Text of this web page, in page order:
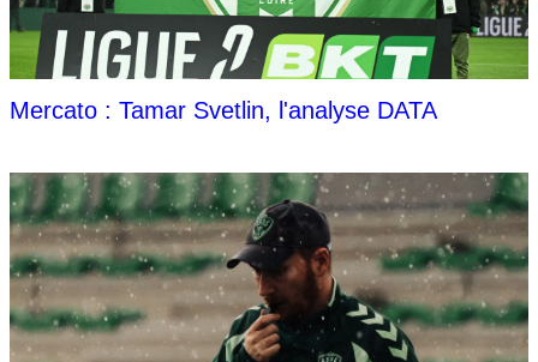
Mercato : Tamar Svetlin, l'analyse DATA